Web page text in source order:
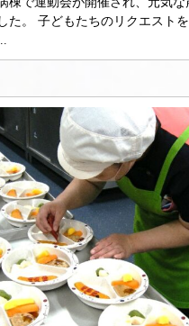
た。 子どもたちのリクエストを